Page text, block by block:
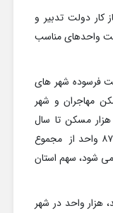
کار دولت تدبیر و
واحدهای مناسب
فرسوده شهر های
مهاجران و شهر
جدید امیرکبیر گفت و افزود: بیش از ۴۰۰ هزار مسکن تا سال
۱۴۰۰ در کشور احداث می شود و 2 هزار و ۸۷ واحد از مجموع
می شود، سهم استان
کرد: از این دو هزار و ۸۷ واحد، هزار واحد در شهر